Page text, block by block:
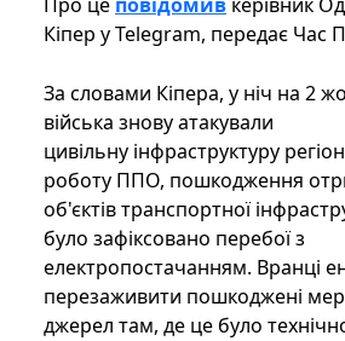
Кіпер у Telegram, передає Час
За словами Кіпера, у ніч на 2
війська знову атакували
цивільну інфраструктуру
роботу ППО, пошкодження
об'єктів транспортної
було зафіксовано перебої з
електропостачанням. Вранці
перезаживити пошкоджені
джерел там, де це було